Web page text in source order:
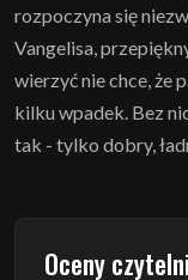
rozpoczyna się
Vangelisa,
wierzyć nie chce, że
kilku wpadek. Bez
tak - tylko dobry,
Oceny